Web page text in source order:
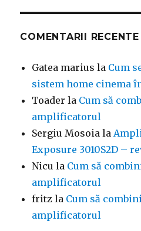
COMENTARII RECENTE
Gatea marius la Cum
sistem home cinema
Toader la Cum să
amplificatorul
Sergiu Mosoia la
Exposure 3010S2D –
Nicu la Cum să
amplificatorul
fritz la Cum să
amplificatorul